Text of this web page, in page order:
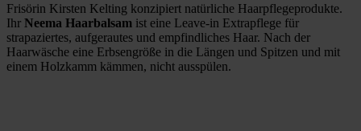
Frisörin Kirsten Kelting konzipiert natürliche Haarpflegeprodukte.
Ihr Neema Haarbalsam ist eine Leave-in Extrapflege für
strapaziertes, aufgerautes und empfindliches Haar. Nach der
Haarwäsche eine Erbsengröße in die Längen und Spitzen und mit
einem Holzkamm kämmen, nicht ausspülen.